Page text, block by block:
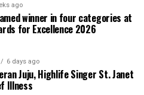
ago
winner in four categories at
for Excellence 2026
6 days ago
Juju, Highlife Singer St. Janet
Illness